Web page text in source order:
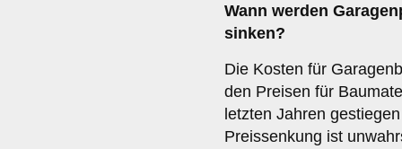
Wann werden
sinken?
Die Kosten für
den Preisen für
letzten Jahren
Preissenkung ist